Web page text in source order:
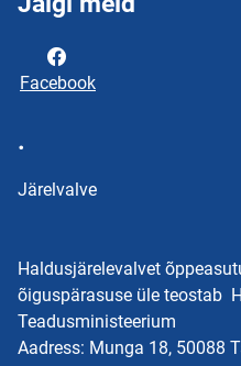
Facebook
.
Järelvalve
Haldusjärelevalvet
õiguspärasuse üle teostab
Teadusministeerium
Aadress: Munga 18, 50088